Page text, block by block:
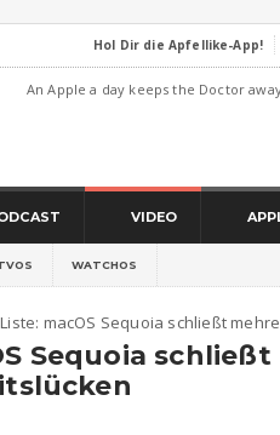
Hol Dir die Apfellike-App!
An Apple a day keeps the Doctor
VIDEO
WATCHOS
macOS Sequoia schließt
Sequoia